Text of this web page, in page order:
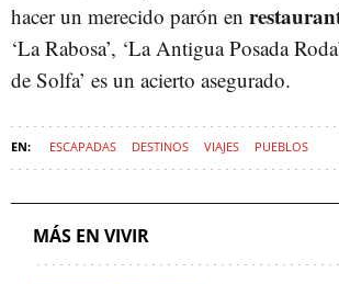
hacer un merecido parón en
‘La Rabosa’, ‘La Antigua Posada
de Solfa’ es un acierto asegurado.
ESCAPADAS DESTINOS VIAJES PUEBLOS
MÁS EN VIVIR